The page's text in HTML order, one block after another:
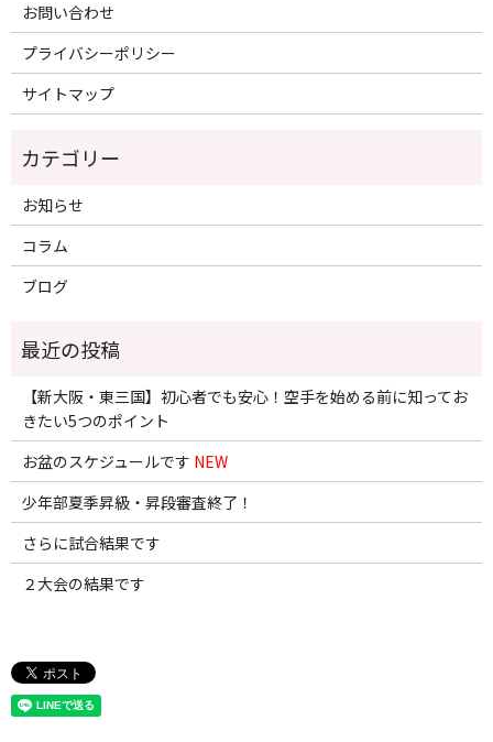
お問い合わせ
プライバシーポリシー
サイトマップ
お知らせ
コラム
ブログ
【新大阪・東三国】初心者でも安心！空手を始める前に知ってお
きたい5つのポイント
お盆のスケジュールです NEW
少年部夏季昇級・昇段審査終了！
さらに試合結果です
２大会の結果です